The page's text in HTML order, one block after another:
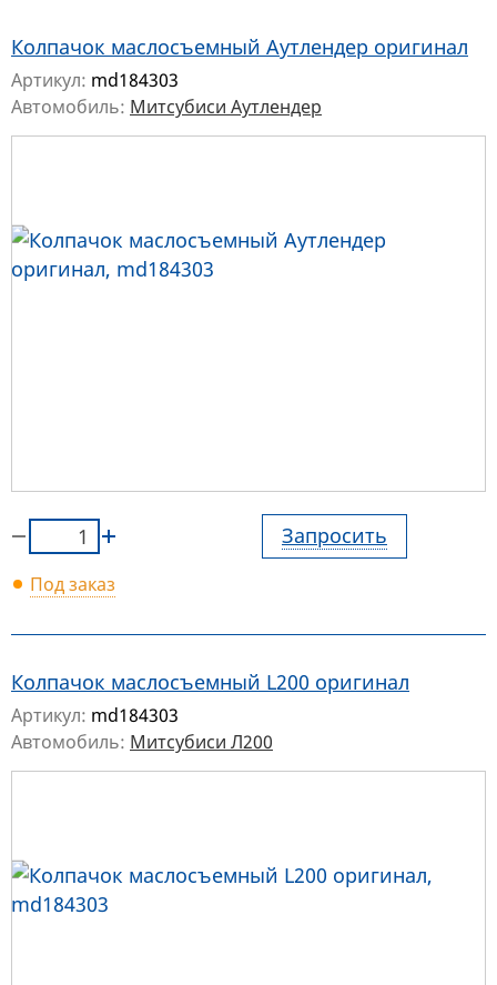
Колпачок маслосъемный Аутлендер оригинал
Артикул: md184303
Автомобиль: Митсубиси Аутлендер
Запросить
Под заказ
Колпачок маслосъемный L200 оригинал
Артикул: md184303
Автомобиль: Митсубиси Л200